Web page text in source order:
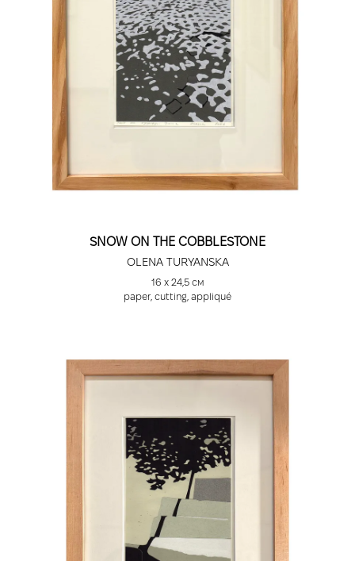
SNOW ON THE COBBLESTONE
OLENA TURYANSKA
16 х 24,5 см
paper, cutting, appliqué